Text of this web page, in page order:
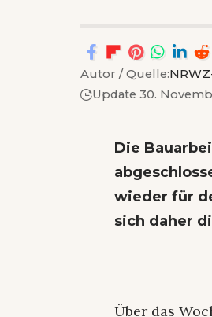
Autor / Quelle:
Update 30.
Die
wieder für
sich daher
Über das